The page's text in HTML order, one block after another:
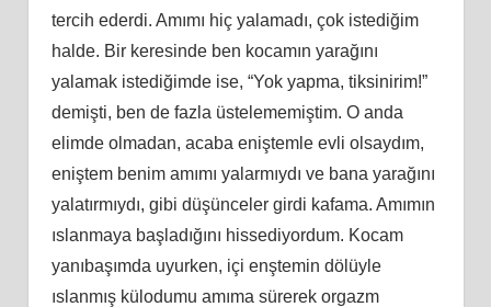
tercih ederdi. Amımı hiç yalamadı, çok istediğim
halde. Bir keresinde ben kocamın yarağını
yalamak istediğimde ise, “Yok yapma, tiksinirim!”
demişti, ben de fazla üstelememiştim. O anda
elimde olmadan, acaba eniştemle evli olsaydım,
eniştem benim amımı yalarmıydı ve bana yarağını
yalatırmıydı, gibi düşünceler girdi kafama. Amımın
ıslanmaya başladığını hissediyordum. Kocam
yanıbaşımda uyurken, içi enştemin dölüyle
ıslanmış külodumu amıma sürerek orgazm